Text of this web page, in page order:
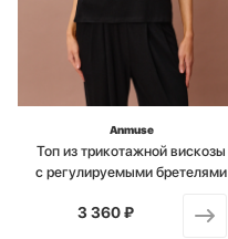
Anmuse
Топ из трикотажной вискозы
с регулируемыми бретелями
от
3 360 ₽